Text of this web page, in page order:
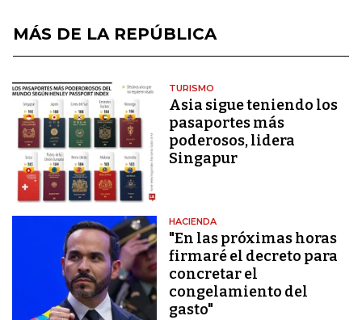
MÁS DE LA REPÚBLICA
TURISMO
Asia sigue teniendo los
pasaportes más
poderosos, lidera
Singapur
HACIENDA
"En las próximas horas
firmaré el decreto para
concretar el
congelamiento del
gasto"